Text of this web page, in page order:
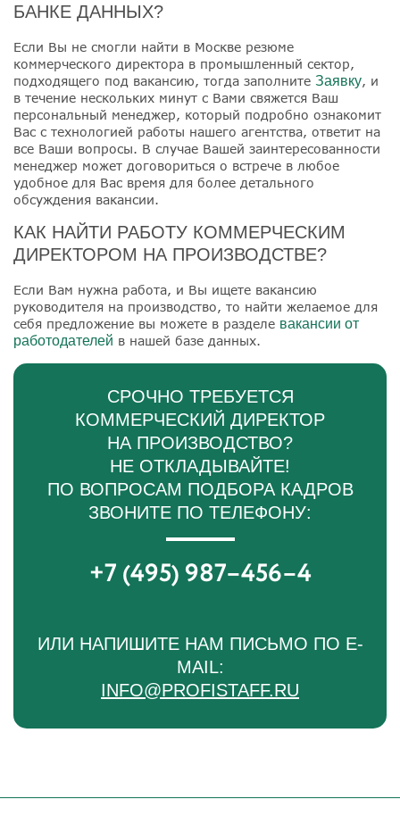
БАНКЕ ДАННЫХ?
Если Вы не смогли найти в Москве резюме
коммерческого директора в промышленный сектор,
подходящего под вакансию, тогда заполните Заявку, и
в течение нескольких минут с Вами свяжется Ваш
персональный менеджер, который подробно ознакомит
Вас с технологией работы нашего агентства, ответит на
все Ваши вопросы. В случае Вашей заинтересованности
менеджер может договориться о встрече в любое
удобное для Вас время для более детального
обсуждения вакансии.
КАК НАЙТИ РАБОТУ КОММЕРЧЕСКИМ
ДИРЕКТОРОМ НА ПРОИЗВОДСТВЕ?
Если Вам нужна работа, и Вы ищете вакансию
руководителя на производство, то найти желаемое для
себя предложение вы можете в разделе вакансии от
работодателей в нашей базе данных.
СРОЧНО ТРЕБУЕТСЯ
КОММЕРЧЕСКИЙ ДИРЕКТОР
НА ПРОИЗВОДСТВО?
НЕ ОТКЛАДЫВАЙТЕ!
ПО ВОПРОСАМ ПОДБОРА КАДРОВ
ЗВОНИТЕ ПО ТЕЛЕФОНУ:
+7 (495) 987–456–4
ИЛИ НАПИШИТЕ НАМ ПИСЬМО ПО E-
MAIL:
INFO@PROFISTAFF.RU